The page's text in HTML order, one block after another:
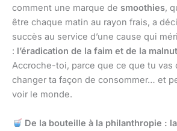
comment une marque de smoothies,
être chaque matin au rayon frais, a
succès au service d’une cause qui
: l’éradication de la faim et de la
Accroche-toi, parce que ce que tu vas
changer ta façon de consommer… et
voir le monde.
De la bouteille à la philanthropie :